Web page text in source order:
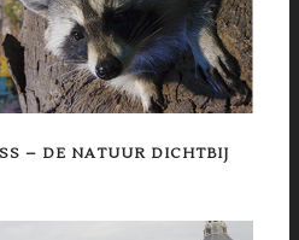
– DE NATUUR DICHTBIJ